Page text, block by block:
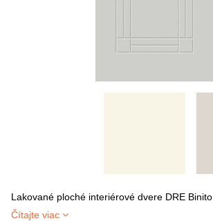
Lakované ploché interiérové dvere DRE Binito
Čítajte viac